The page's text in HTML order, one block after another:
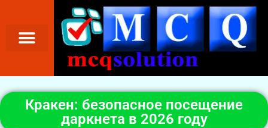
Кракен: безопасное посещение
даркнета в 2026 году